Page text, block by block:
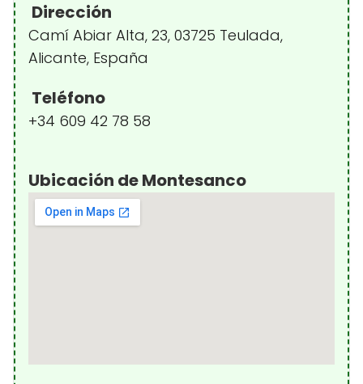
Dirección
Camí Abiar Alta, 23, 03725 Teulada,
Alicante, España
Teléfono
+34 609 42 78 58
Ubicación de Montesanco